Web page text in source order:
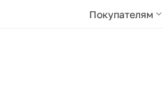
Покупателям